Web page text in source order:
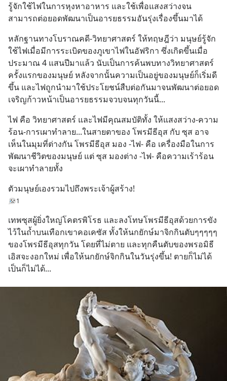
รู้จักใช้ไฟในการหุงหาอาหาร และใช้เพื่อแสงสว่างจน
สามารถต่อยอดพัฒนาเป็นอารยธรรมอันรุ่งเรื่องขึ้นมาได้
หลักฐานทางโบราณคดี-วิทยาศาสตร์ ให้ทฤษฎีว่า มนุษย์รู้จัก
ใช้ไฟเมื่อมีการระเบิดของภูเขาไฟในอัฟริกา ซึ่งเกิดขึ้นเมื่อ
ประมาณ 4 แสนปีมาแล้ว นับเป็นการค้นพบทางวิทยาศาสตร์
ครั้งแรกของมนุษย์ หลังจากนั้นความเป็นอยู่ของมนุษย์ก็เริ่มดี
ขึ้น และไฟถูกนำมาใช้ประโยชน์สืบต่อกันมาจนพัฒนาต่อยอด
เจริญก้าวหน้าเป็นอารยธรรมจวบจนทุกวันนี้...
ไฟ คือ วิทยาศาสตร์ และไฟมีคุณสมบัติทั้ง ให้แสงสว่าง-ความ
ร้อน-การเผาทำลาย...ในสายตาของ โพรมีธีอุส กับ ซุส อาจ
เห็นในมุมที่ต่างกัน โพรมีธีอุส มอง -ไฟ- คือ เครื่องมือในการ
พัฒนาชีวิตของมนุษย์ แต่ ซุส มองต่าง -ไฟ- คือความเร้าร้อน
จะเผาทำลายทั้ง
ตัวมนุษย์เองรวมไปถึงพระเจ้าผู้สร้าง!
1
เทพซุสผู้ยิ่งใหญ่โคตรพิโรธ และลงโทษโพรมีธีอุสด้วยการขัง
ไว้ในถ้ำบนเทือกเขาคอเคซัส ทั้งให้นกยักษ์มาจิกกินตับๆๆๆๆๆ
ของโพรมีธีอุสทุกวัน โดยที่ไม่ตาย และทุกคืนตับของพรอมิธี
เอิสจะงอกใหม่ เพื่อให้นกยักษ์จิกกินในวันรุ่งขึ้น! ตายก็ไม่ได้
เป็นก็ไม่ได้...